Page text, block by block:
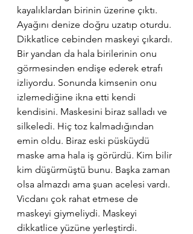
kayalıklardan birinin üzerine çıktı.
Ayağını denize doğru uzatıp oturdu.
Dikkatlice cebinden maskeyi çıkardı.
Bir yandan da hala birilerinin onu
görmesinden endişe ederek etrafı
izliyordu. Sonunda kimsenin onu
izlemediğine ikna etti kendi
kendisini. Maskesini biraz salladı ve
silkeledi. Hiç toz kalmadığından
emin oldu. Biraz eski püsküydü
maske ama hala iş görürdü. Kim bilir
kim düşürmüştü bunu. Başka zaman
olsa almazdı ama şuan acelesi vardı.
Vicdanı çok rahat etmese de
maskeyi giymeliydi. Maskeyi
dikkatlice yüzüne yerleştirdi.